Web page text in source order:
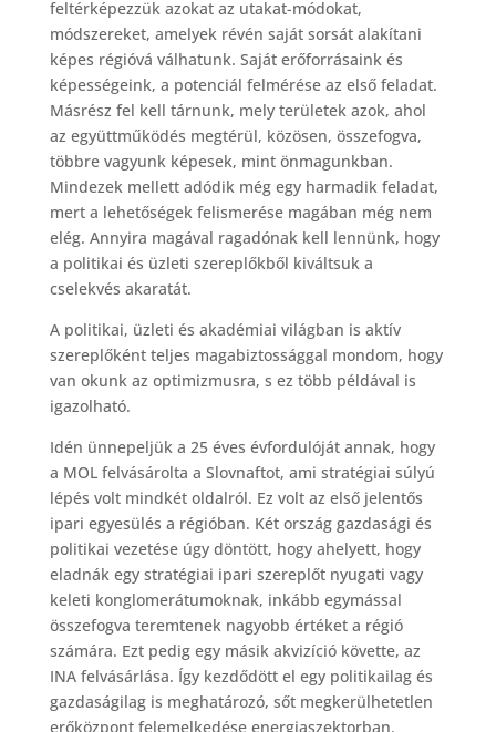
feltérképezzük azokat az utakat-módokat,
módszereket, amelyek révén saját sorsát alakítani
képes régióvá válhatunk. Saját erőforrásaink és
képességeink, a potenciál felmérése az első feladat.
Másrész fel kell tárnunk, mely területek azok, ahol
az együttműködés megtérül, közösen, összefogva,
többre vagyunk képesek, mint önmagunkban.
Mindezek mellett adódik még egy harmadik feladat,
mert a lehetőségek felismerése magában még nem
elég. Annyira magával ragadónak kell lennünk, hogy
a politikai és üzleti szereplőkből kiváltsuk a
cselekvés akaratát.
A politikai, üzleti és akadémiai világban is aktív
szereplőként teljes magabiztossággal mondom, hogy
van okunk az optimizmusra, s ez több példával is
igazolható.
Idén ünnepeljük a 25 éves évfordulóját annak, hogy
a MOL felvásárolta a Slovnaftot, ami stratégiai súlyú
lépés volt mindkét oldalról. Ez volt az első jelentős
ipari egyesülés a régióban. Két ország gazdasági és
politikai vezetése úgy döntött, hogy ahelyett, hogy
eladnák egy stratégiai ipari szereplőt nyugati vagy
keleti konglomerátumoknak, inkább egymással
összefogva teremtenek nagyobb értéket a régió
számára. Ezt pedig egy másik akvizíció követte, az
INA felvásárlása. Így kezdődött el egy politikailag és
gazdaságilag is meghatározó, sőt megkerülhetetlen
erőközpont felemelkedése energiaszektorban.